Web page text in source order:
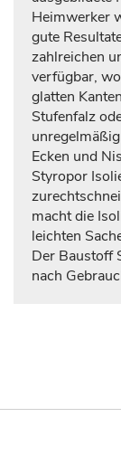
Heimwerker
gute
zahlreichen
verfügbar,
glatten
Stufenfalz
Ecken und
Styropor
macht die
leichten
Der Baustoff
nach